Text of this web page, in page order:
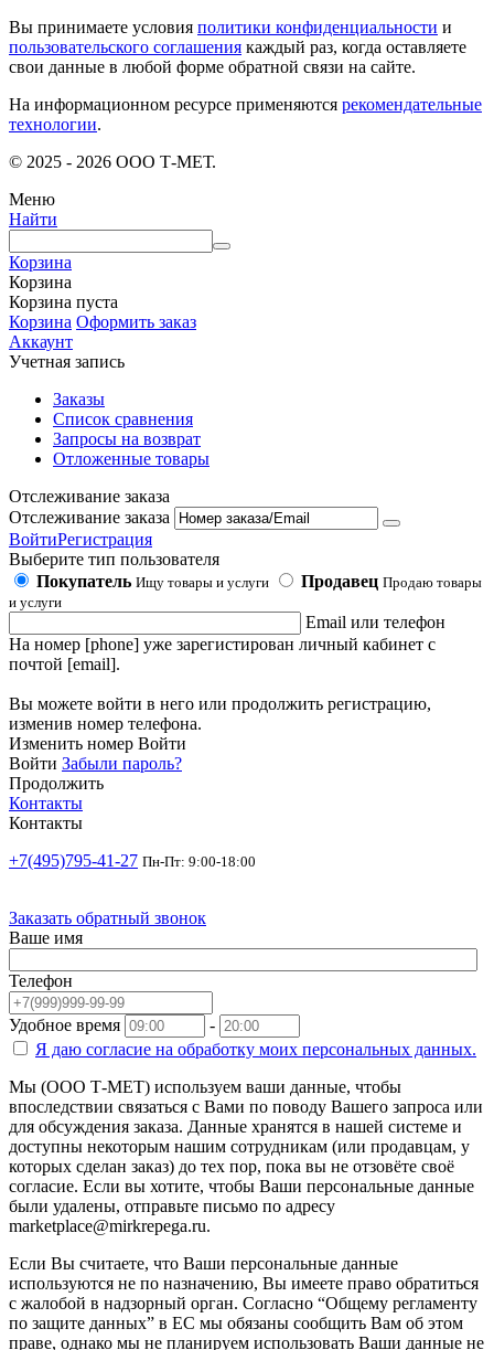
Вы принимаете условия политики конфиденциальности и
пользовательского соглашения каждый раз, когда оставляете
свои данные в любой форме обратной связи на сайте.
На информационном ресурсе применяются рекомендательные
технологии.
© 2025 - 2026 ООО Т-МЕТ.
Меню
Найти
Корзина
Корзина
Корзина пуста
Корзина Оформить заказ
Аккаунт
Учетная запись
Заказы
Список сравнения
Запросы на возврат
Отложенные товары
Отслеживание заказа
Отслеживание заказа
ВойтиРегистрация
Выберите тип пользователя
Покупатель Ищу товары и услуги Продавец Продаю товары
и услуги
Email или телефон
На номер [phone] уже зарегистирован личный кабинет с
почтой [email].
Вы можете войти в него или продолжить регистрацию,
изменив номер телефона.
Изменить номер Войти
Войти Забыли пароль?
Продолжить
Контакты
Контакты
+7(495)795-41-27 Пн-Пт: 9:00-18:00
Заказать обратный звонок
Ваше имя
Телефон
Удобное время
-
Я даю согласие на обработку моих персональных данных.
Мы (ООО Т-МЕТ) используем ваши данные, чтобы
впоследствии связаться с Вами по поводу Вашего запроса или
для обсуждения заказа. Данные хранятся в нашей системе и
доступны некоторым нашим сотрудникам (или продавцам, у
которых сделан заказ) до тех пор, пока вы не отзовёте своё
согласие. Если вы хотите, чтобы Ваши персональные данные
были удалены, отправьте письмо по адресу
marketplace@mirkrepega.ru.
Если Вы считаете, что Ваши персональные данные
используются не по назначению, Вы имеете право обратиться
с жалобой в надзорный орган. Согласно “Общему регламенту
по защите данных” в ЕС мы обязаны сообщить Вам об этом
праве, однако мы не планируем использовать Ваши данные не